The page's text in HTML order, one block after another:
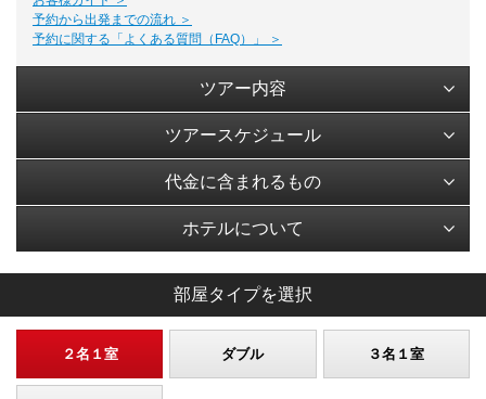
予約から出発までの流れ ＞
予約に関する「よくある質問（FAQ）」 ＞
ツアー内容
ツアースケジュール
代金に含まれるもの
ホテルについて
部屋タイプを選択
２名１室 ダブル ３名１室